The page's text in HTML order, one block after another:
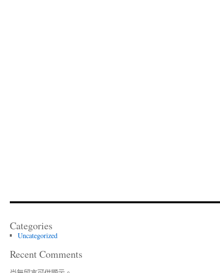
Categories
Uncategorized
Recent Comments